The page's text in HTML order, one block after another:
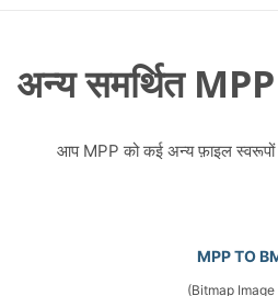
अन्य समर्थित
आप MPP को कई अन्य फ़ाइल स्वरूपों
MPP TO
(Bitmap Image